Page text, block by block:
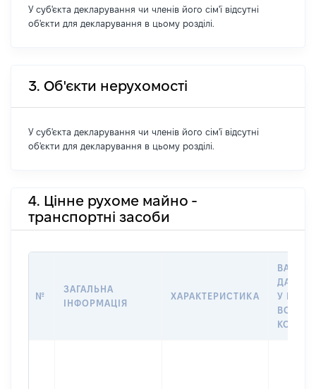
У суб'єкта декларування чи членів його сім'ї відсутні
об'єкти для декларування в цьому розділі.
3. Об'єкти нерухомості
У суб'єкта декларування чи членів його сім'ї відсутні
об'єкти для декларування в цьому розділі.
4. Цінне рухоме майно -
транспортні засоби
№
ЗАГАЛЬНА
ІНФОРМАЦІЯ
ХАРАКТЕРИСТИКА
ДАТУ
У